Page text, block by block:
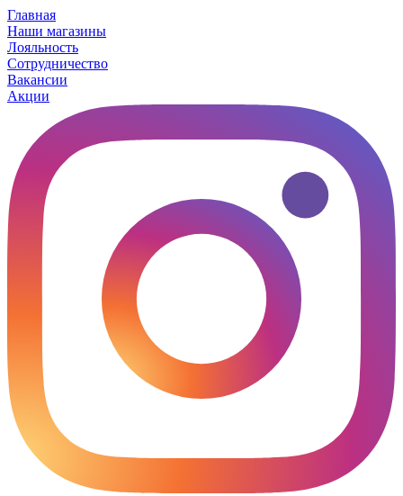
Главная
Наши магазины
Лояльность
Сотрудничество
Вакансии
Акции